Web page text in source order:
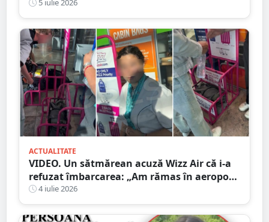
etilotest de beat ce a fost
5 iulie 2026
ACTUALITATE
VIDEO. Un sătmărean acuză Wizz Air că i-a
refuzat îmbarcarea: „Am rămas în aeroport
cu băiețelul nostru de 2 ani”
4 iulie 2026